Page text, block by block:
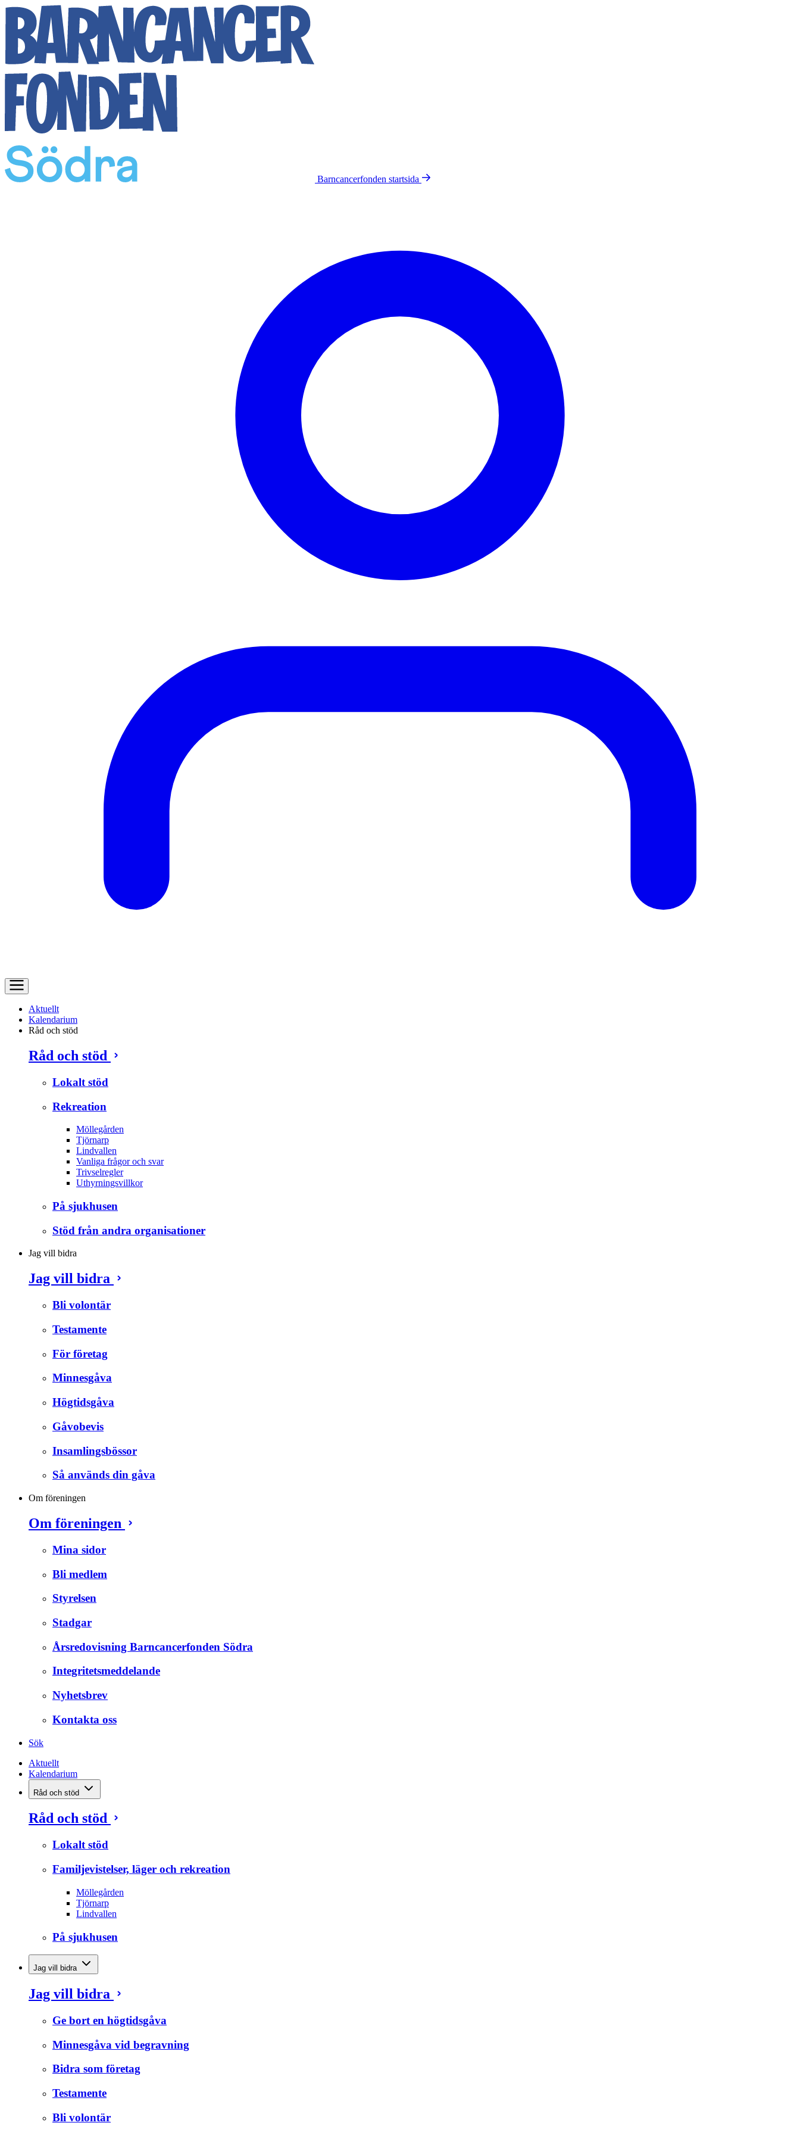
Barncancerfonden startsida
Aktuellt
Kalendarium
Råd och stöd
Råd och stöd
Lokalt stöd
Rekreation
Möllegården
Tjörnarp
Lindvallen
Vanliga frågor och svar
Trivselregler
Uthyrningsvillkor
På sjukhusen
Stöd från andra organisationer
Jag vill bidra
Jag vill bidra
Bli volontär
Testamente
För företag
Minnesgåva
Högtidsgåva
Gåvobevis
Insamlingsbössor
Så används din gåva
Om föreningen
Om föreningen
Mina sidor
Bli medlem
Styrelsen
Stadgar
Årsredovisning Barncancerfonden Södra
Integritetsmeddelande
Nyhetsbrev
Kontakta oss
Sök
Aktuellt
Kalendarium
Råd och stöd
Råd och stöd
Lokalt stöd
Familjevistelser, läger och rekreation
Möllegården
Tjörnarp
Lindvallen
På sjukhusen
Jag vill bidra
Jag vill bidra
Ge bort en högtidsgåva
Minnesgåva vid begravning
Bidra som företag
Testamente
Bli volontär